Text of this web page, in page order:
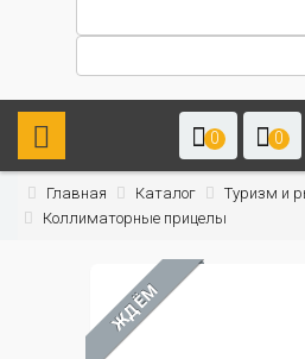
0 0
Главная Каталог Туризм и
Коллиматорные прицелы
ЖДЁМ